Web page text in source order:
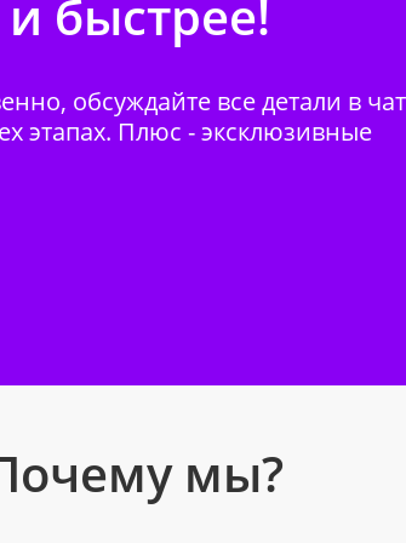
быстрее!
обсуждайте все детали в
этапах. Плюс - эксклюзивные
мы?